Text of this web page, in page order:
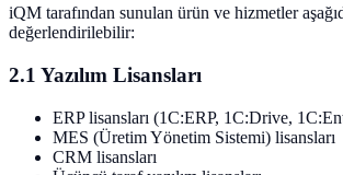
iQM tarafından sunulan ürün ve hizmetler
değerlendirilebilir:
2.1 Yazılım Lisansları
ERP lisansları (1C:ERP, 1C:Drive,
MES (Üretim Yönetim Sistemi) lisansları
CRM lisansları